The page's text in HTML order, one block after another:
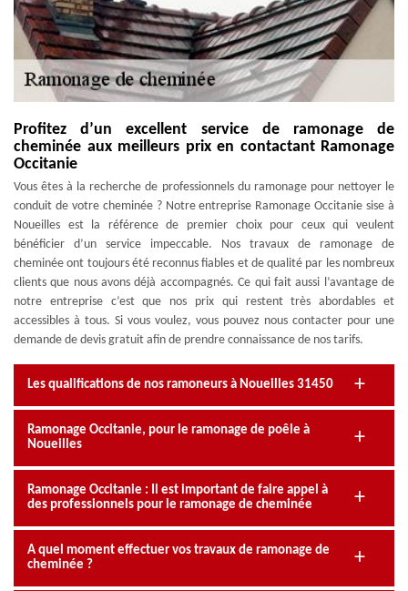
Profitez d’un excellent service de ramonage de
cheminée aux meilleurs prix en contactant Ramonage
Occitanie
Vous êtes à la recherche de professionnels du ramonage pour nettoyer le
conduit de votre cheminée ? Notre entreprise Ramonage Occitanie sise à
Noueilles est la référence de premier choix pour ceux qui veulent
bénéficier d’un service impeccable. Nos travaux de ramonage de
cheminée ont toujours été reconnus fiables et de qualité par les nombreux
clients que nous avons déjà accompagnés. Ce qui fait aussi l’avantage de
notre entreprise c’est que nos prix qui restent très abordables et
accessibles à tous. Si vous voulez, vous pouvez nous contacter pour une
demande de devis gratuit afin de prendre connaissance de nos tarifs.
Les qualifications de nos ramoneurs à Noueilles 31450
Ramonage Occitanie, pour le ramonage de poêle à
Noueilles
Ramonage Occitanie : Il est important de faire appel à
des professionnels pour le ramonage de cheminée
A quel moment effectuer vos travaux de ramonage de
cheminée ?